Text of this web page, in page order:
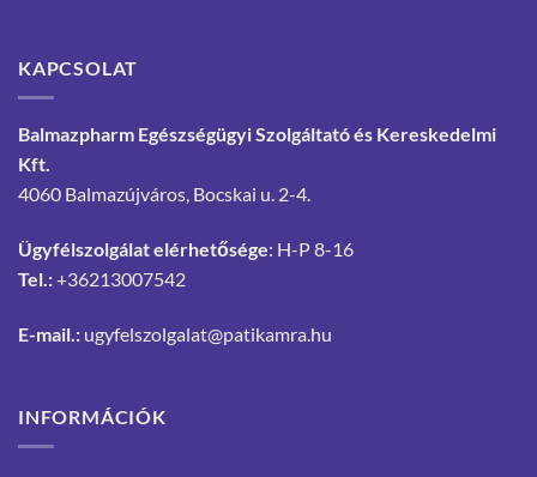
KAPCSOLAT
Balmazpharm Egészségügyi Szolgáltató és Kereskedelmi
Kft.
4060 Balmazújváros, Bocskai u. 2-4.
Ügyfélszolgálat elérhetősége: H-P 8-16
Tel.:+36213007542
E-mail.: ugyfelszolgalat@patikamra.hu
INFORMÁCIÓK